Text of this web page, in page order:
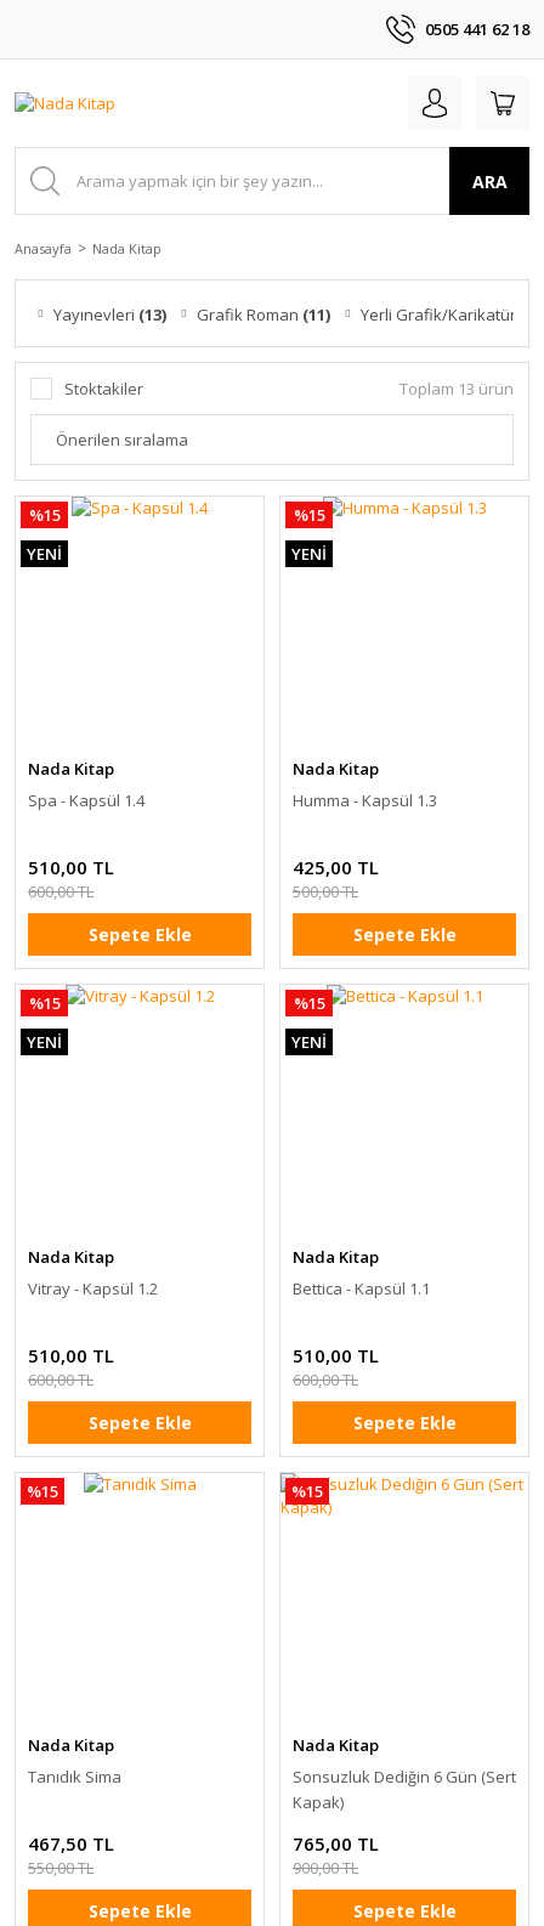
0505 441 62 18
ARA
Anasayfa Nada Kitap
Yayınevleri (13) Grafik Roman (11) Yerli Grafik/Karikatür
Stoktakiler Toplam 13 ürün
%15
YENİ
Nada Kitap
Spa - Kapsül 1.4
510,00 TL
600,00 TL
Sepete Ekle
%15
YENİ
Nada Kitap
Humma - Kapsül 1.3
425,00 TL
500,00 TL
Sepete Ekle
%15
YENİ
Nada Kitap
Vitray - Kapsül 1.2
510,00 TL
600,00 TL
Sepete Ekle
%15
YENİ
Nada Kitap
Bettica - Kapsül 1.1
510,00 TL
600,00 TL
Sepete Ekle
%15
Nada Kitap
Tanıdık Sima
467,50 TL
550,00 TL
Sepete Ekle
%15
Nada Kitap
Sonsuzluk Dediğin 6 Gün (Sert
Kapak)
765,00 TL
900,00 TL
Sepete Ekle